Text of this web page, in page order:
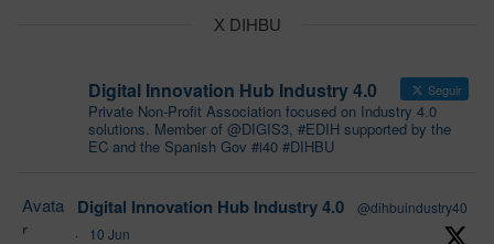
X DIHBU
Digital Innovation Hub Industry 4.0 Seguir
Private Non-Profit Association focused on Industry 4.0
solutions. Member of @DIGIS3, #EDIH supported by the
EC and the Spanish Gov #i40 #DIHBU
Avata
r
Digital Innovation Hub Industry 4.0
@dihbuindustry40
·
10 Jun